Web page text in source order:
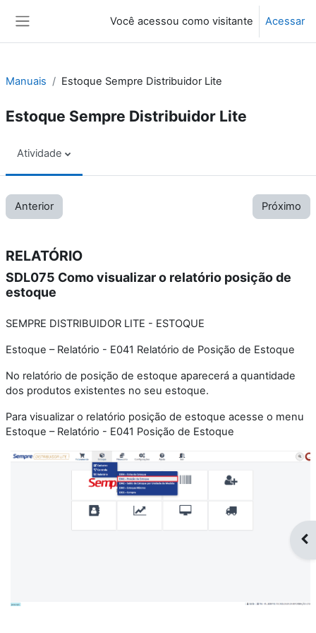
Você acessou como visitante Acessar
Manuais Estoque Sempre Distribuidor Lite
Estoque Sempre Distribuidor Lite
Atividade
Anterior Próximo
RELATÓRIO
SDL075 Como visualizar o relatório posição de
estoque
SEMPRE DISTRIBUIDOR LITE - ESTOQUE
Estoque – Relatório - E041 Relatório de Posição de Estoque
No relatório de posição de estoque aparecerá a quantidade
dos produtos existentes no seu estoque.
Para visualizar o relatório posição de estoque acesse o menu
Estoque – Relatório - E041 Posição de Estoque